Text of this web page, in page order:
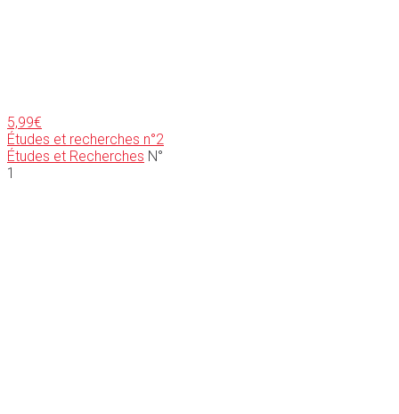
5,99€
Études et recherches n°2
Études et Recherches N°
1